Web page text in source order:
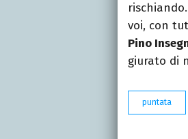
voi, con
Pino
giurato di
puntata